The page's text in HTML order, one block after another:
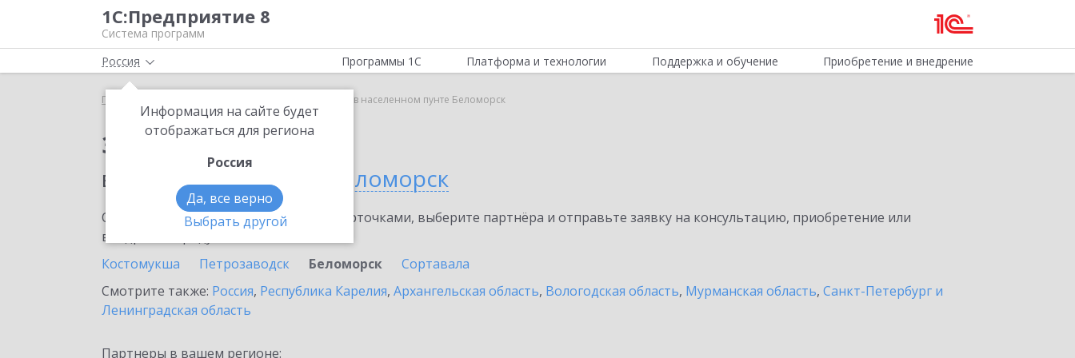
1С:Предприятие 8
Система программ
Россия
Информация на сайте будет
отображаться для региона
Россия
Да, все верно
Выбрать другой
Программы 1С Платформа и технологии Поддержка и обучение Приобретение и внедрение
Главная 1С:Курьер в населенном пунте Беломорск
Заказать 1С:Курьер
в населенном пунте
Беломорск
Ознакомьтесь с информационными карточками, выберите партнёра и отправьте заявку на консультацию, приобретение или
внедрение продукта.
Костомукша
Петрозаводск Беломорск
Сортавала
Смотрите также: Россия, Республика Карелия, Архангельская область, Вологодская область, Мурманская область, Санкт-Петербург и
Ленинградская область
Партнеры в вашем регионе: